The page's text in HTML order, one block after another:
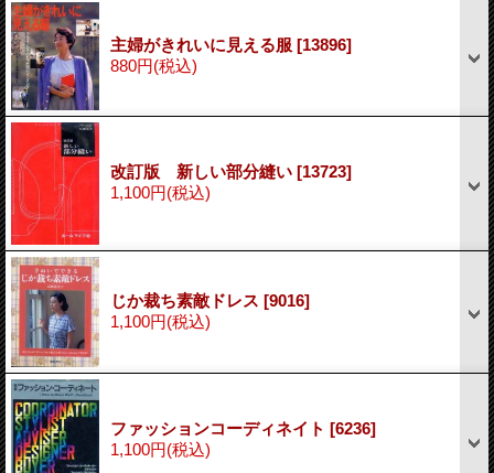
主婦がきれいに見える服 [13896]
880円(税込)
改訂版 新しい部分縫い [13723]
1,100円(税込)
じか裁ち素敵ドレス [9016]
1,100円(税込)
ファッションコーディネイト [6236]
1,100円(税込)